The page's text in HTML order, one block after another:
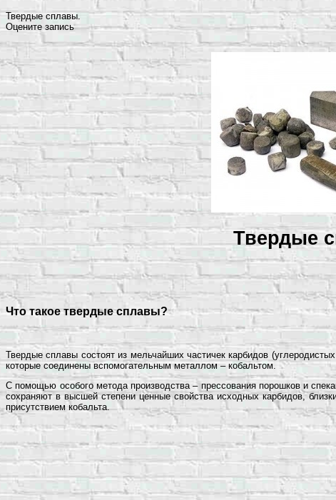
Твердые сплавы.
Оцените запись
Твердые
Что такое твердые сплавы?
Твердые сплавы состоят из мельчайших частичек карбидов
которые соединены вспомогательным металлом – кобальтом.
С помощью особого метода производства – прессования порошков и
сохраняют в высшей степени ценные свойства исходных карбидов,
присутствием кобальта.